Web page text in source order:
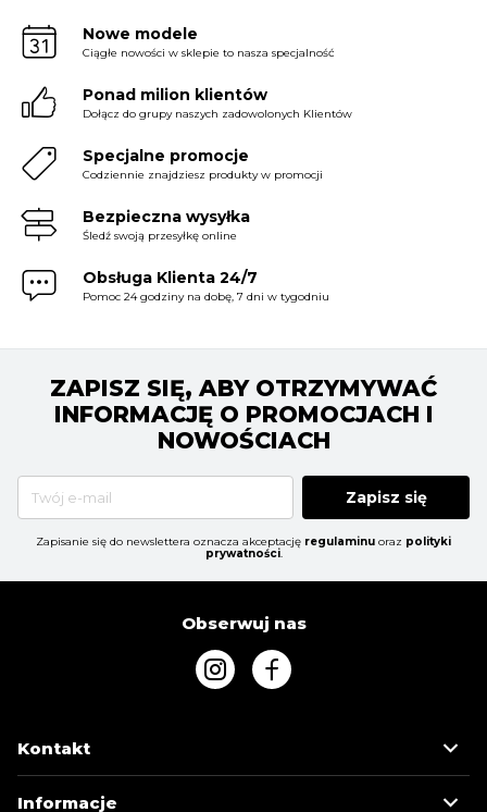
Nowe modele
Ciągłe nowości w sklepie to nasza specjalność
Ponad milion klientów
Dołącz do grupy naszych zadowolonych Klientów
Specjalne promocje
Codziennie znajdziesz produkty w promocji
Bezpieczna wysyłka
Śledź swoją przesyłkę online
Obsługa Klienta 24/7
Pomoc 24 godziny na dobę, 7 dni w tygodniu
ZAPISZ SIĘ, ABY OTRZYMYWAĆ
INFORMACJĘ O PROMOCJACH I
NOWOŚCIACH
Zapisz się
Zapisanie się do newslettera oznacza akceptację regulaminu oraz polityki
prywatności.
Obserwuj nas
Kontakt
Informacje